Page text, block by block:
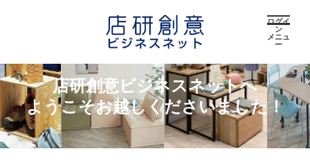
ログイ
ン
メニュ
ー
店研創意ビジネスネットへ
ようこそお越しくださいました！